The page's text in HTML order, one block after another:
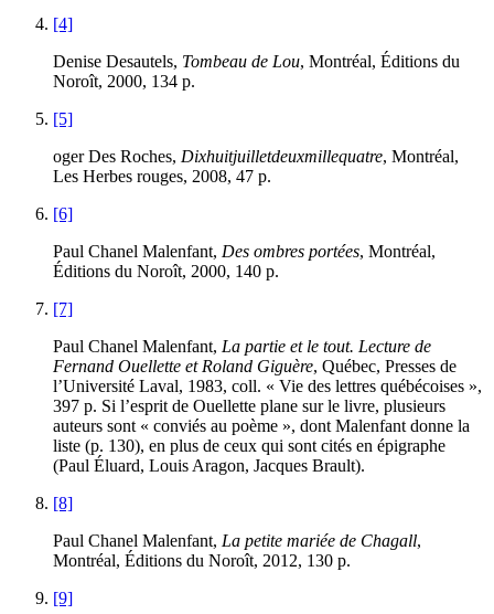
[4]
Denise Desautels, Tombeau de Lou, Montréal, Éditions du
Noroît, 2000, 134 p.
[5]
oger Des Roches, Dixhuitjuilletdeuxmillequatre, Montréal,
Les Herbes rouges, 2008, 47 p.
[6]
Paul Chanel Malenfant, Des ombres portées, Montréal,
Éditions du Noroît, 2000, 140 p.
[7]
Paul Chanel Malenfant, La partie et le tout. Lecture de
Fernand Ouellette et Roland Giguère, Québec, Presses de
l’Université Laval, 1983, coll. « Vie des lettres québécoises »,
397 p. Si l’esprit de Ouellette plane sur le livre, plusieurs
auteurs sont « conviés au poème », dont Malenfant donne la
liste (p. 130), en plus de ceux qui sont cités en épigraphe
(Paul Éluard, Louis Aragon, Jacques Brault).
[8]
Paul Chanel Malenfant, La petite mariée de Chagall,
Montréal, Éditions du Noroît, 2012, 130 p.
[9]